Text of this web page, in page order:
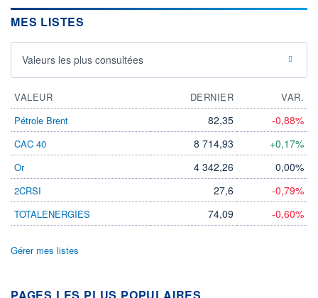
1 000
1 200
Actions Belgique
FONDS PARTENAIRES
TARIFS PRIVILÉGIÉS 0%
ÉLIGIBILITÉ
BOURSOVIE LUX
BOURSOVIE
Non éligible Boursobank
ACTIF NET (EUR)
MES LISTES
Valeurs les plus consultées
VALEUR DERNIER
VAR.
Pétrole Brent
82,35 -0,88%
CAC 40 8 714,93 +0,17%
Or 4 342,26 0,00%
2CRSI 27,6 -0,79%
TOTALENERGIES 74,09 -0,60%
Gérer mes listes